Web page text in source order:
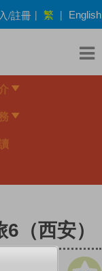
/註冊 | 繁 | English
（西安）